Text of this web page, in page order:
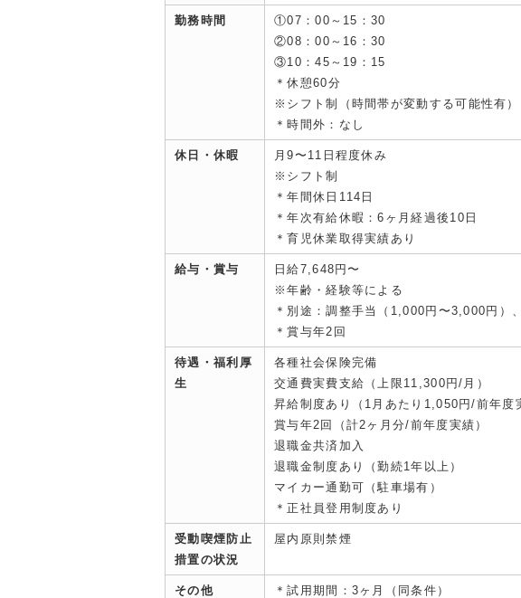
勤務時間
①07：00～15：30
②08：00～16：30
③10：45～19：15
＊休憩60分
※シフト制（時間帯が変動する可能性有）
＊時間外：なし
休日・休暇
月9〜11日程度休み
※シフト制
＊年間休日114日
＊年次有給休暇：6ヶ月経過後10日
＊育児休業取得実績あり
給与・賞与
日給7,648円〜
※年齢・経験等による
＊別途：調整手当（1,000円〜3,000円）
＊賞与年2回
待遇・福利厚
生
各種社会保険完備
交通費実費支給（上限11,300円/月）
昇給制度あり（1月あたり1,050円/前年度
賞与年2回（計2ヶ月分/前年度実績）
退職金共済加入
退職金制度あり（勤続1年以上）
マイカー通勤可（駐車場有）
＊正社員登用制度あり
受動喫煙防止
措置の状況
屋内原則禁煙
その他
＊試用期間：3ヶ月（同条件）